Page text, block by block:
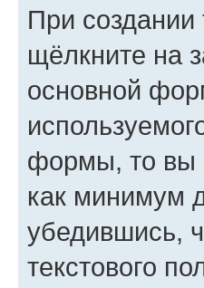
При
щёлкните на
основной
формы, то вы
как минимум
убедившись,
текстового